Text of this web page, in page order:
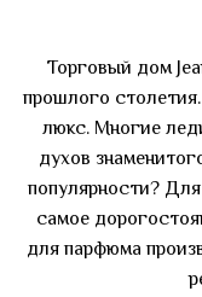
Торговый дом
прошлого
люкс. Многие
духов
популярности?
самое
для парфюма